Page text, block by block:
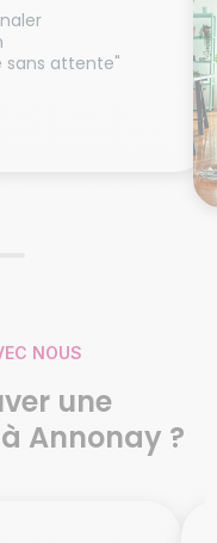
sans attente"
NOUS
une
Annonay ?